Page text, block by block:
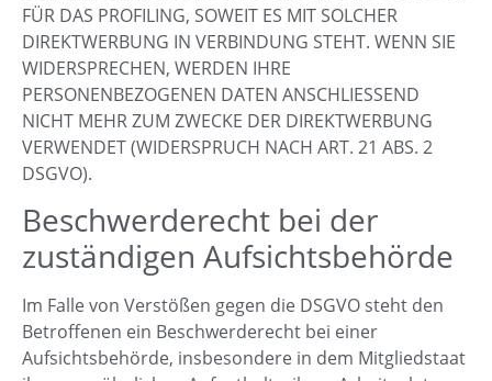
FÜR DAS PROFILING, SOWEIT ES MIT SOLCHER
DIREKTWERBUNG IN VERBINDUNG STEHT. WENN SIE
WIDERSPRECHEN, WERDEN IHRE
PERSONENBEZOGENEN DATEN ANSCHLIESSEND
NICHT MEHR ZUM ZWECKE DER DIREKTWERBUNG
VERWENDET (WIDERSPRUCH NACH ART. 21 ABS. 2
DSGVO).
Beschwerde­recht bei der
zuständigen Aufsichts­behörde
Im Falle von Verstößen gegen die DSGVO steht den
Betroffenen ein Beschwerderecht bei einer
Aufsichtsbehörde, insbesondere in dem Mitgliedstaat